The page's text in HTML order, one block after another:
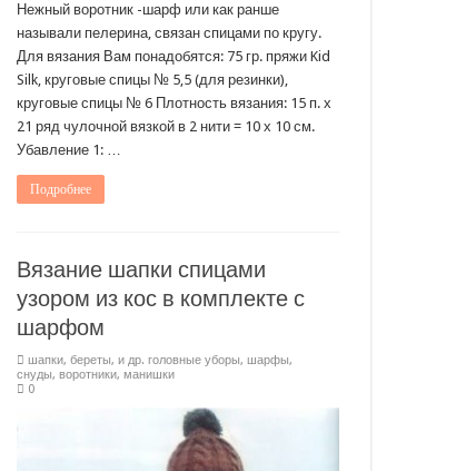
Нежный воротник -шарф или как ранше
называли пелерина, связан спицами по кругу.
Для вязания Вам понадобятся: 75 гр. пряжи Kid
Silk, круговые спицы № 5,5 (для резинки),
круговые спицы № 6 Плотность вязания: 15 п. х
21 ряд чулочной вязкой в 2 нити = 10 х 10 см.
Убавление 1: …
Подробнее
Вязание шапки спицами
узором из кос в комплекте с
шарфом
шапки, береты, и др. головные уборы, шарфы,
снуды, воротники, манишки
0